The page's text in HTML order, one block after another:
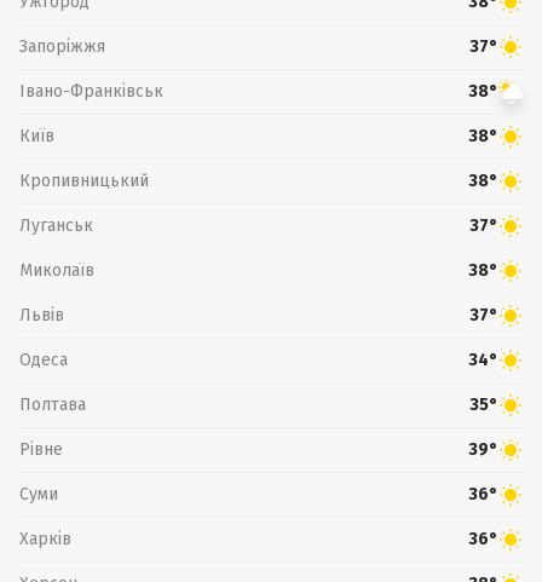
Запоріжжя 37°
Івано-Франківськ 38°
Київ 38°
Кропивницький 38°
Луганськ 37°
Миколаїв 38°
Львів 37°
Одеса 34°
Полтава 35°
Рівне 39°
Суми 36°
Харків 36°